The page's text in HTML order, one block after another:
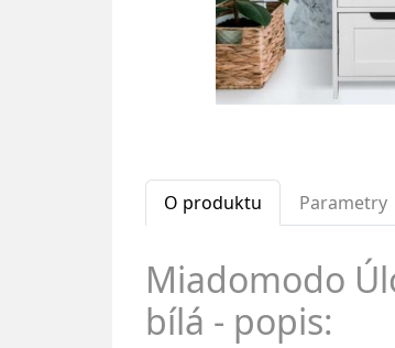
O produktu Parametry
Miadomodo
bílá - popis: